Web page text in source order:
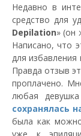
Недавно в
средство для
Depilation» (он
Написано, что
для
Правда отзыв
проплачено.
любая
сохранялась
была как